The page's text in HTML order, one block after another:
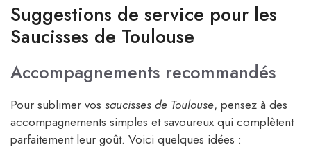
Suggestions de service pour les
Saucisses de Toulouse
Accompagnements recommandés
Pour sublimer vos saucisses de Toulouse, pensez à des
accompagnements simples et savoureux qui complètent
parfaitement leur goût. Voici quelques idées :